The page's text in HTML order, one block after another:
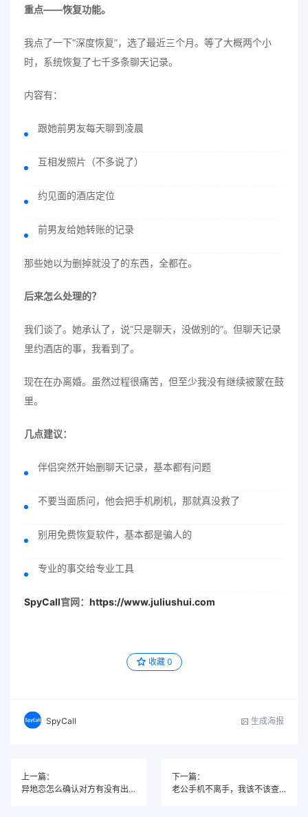
重点——恢复功能。
我点了一下“深度恢复”，选了最近三个月。等了大概两个小
时，系统恢复了七千多条聊天记录。
内容有：
跟她前男友每天聊到凌晨
互相发照片（不多说了）
约见面的酒店定位
前男友给她转账的记录
那些她以为删掉就没了的东西，全都在。
后来怎么处理的？
我们谈了。她承认了，说“只是聊天，没做别的”。但聊天记录
里约酒店的事，我看到了。
现在在办离婚。虽然过程很痛苦，但至少我没有继续被蒙在鼓
里。
几点建议：
伴侣突然开始删聊天记录，基本都有问题
不要当面质问，他会把手机刷机，那就真没救了
别用免费恢复软件，基本都是骗人的
专业的事交给专业工具
SpyCall官网： https://www.juliushui.com
收藏 0
SpyCall 生成海报
上一篇：
异地恋怎么确认对方有没有出轨？我用一个软件找到了答案
下一篇：
老公手机不离手，我该不该查？怎么查？